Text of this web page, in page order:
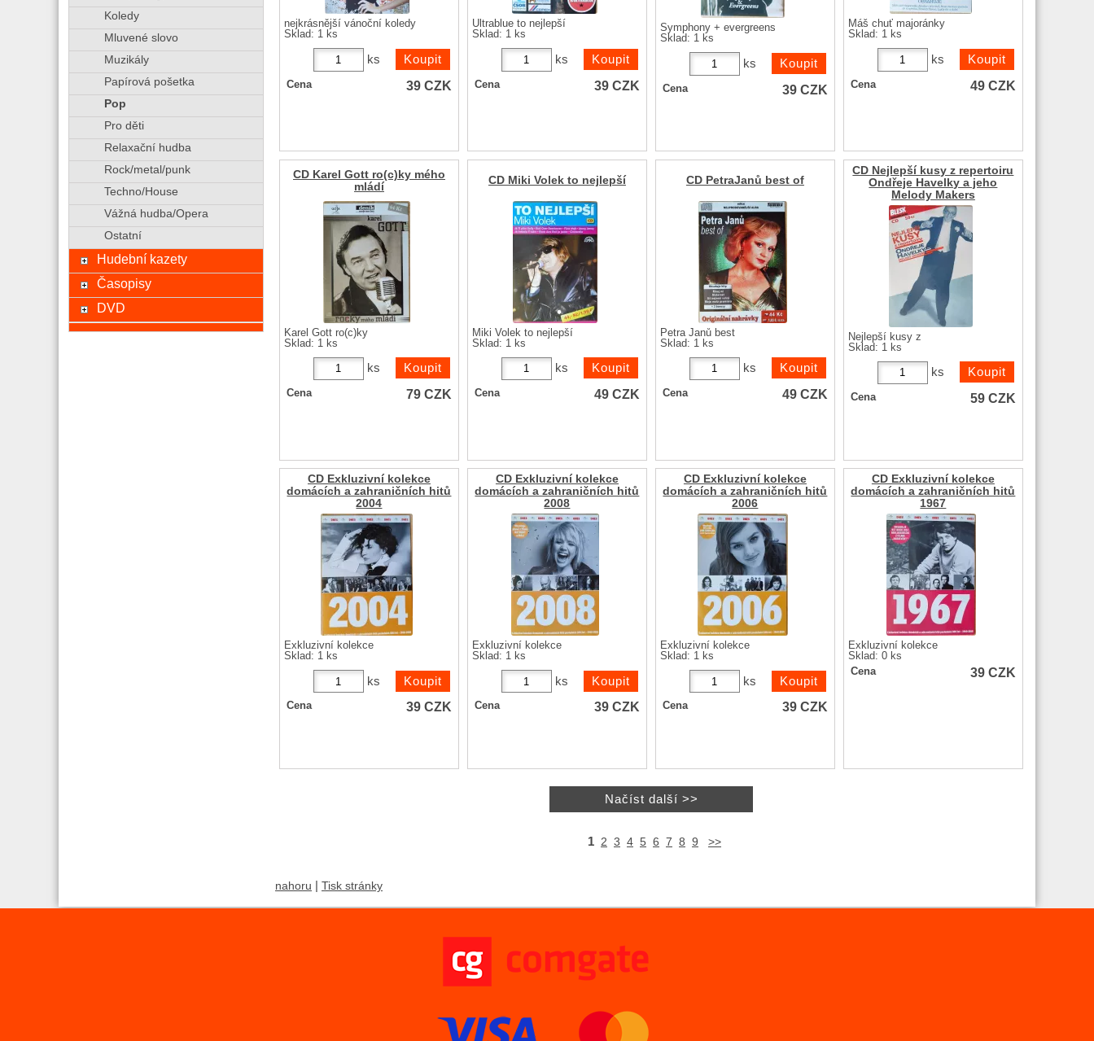
nejkrásnější vánoční koledy
Sklad: 1 ks
ks
Cena 39 CZK
Ultrablue to nejlepší
Sklad: 1 ks
ks
Cena 39 CZK
Symphony + evergreens
Sklad: 1 ks
ks
Cena 39 CZK
Máš chuť majoránky
Sklad: 1 ks
ks
Cena 49 CZK
CD Karel Gott ro(c)ky mého
mládí
Karel Gott ro(c)ky
Sklad: 1 ks
ks
Cena 79 CZK
CD Miki Volek to nejlepší
Miki Volek to nejlepší
Sklad: 1 ks
ks
Cena 49 CZK
CD PetraJanů best of
Petra Janů best
Sklad: 1 ks
ks
Cena 49 CZK
CD Nejlepší kusy z repertoiru
Ondřeje Havelky a jeho
Melody Makers
Nejlepší kusy z
Sklad: 1 ks
ks
Cena 59 CZK
CD Exkluzivní kolekce
domácích a zahraničních hitů
2004
Exkluzivní kolekce
Sklad: 1 ks
ks
Cena 39 CZK
CD Exkluzivní kolekce
domácích a zahraničních hitů
2008
Exkluzivní kolekce
Sklad: 1 ks
ks
Cena 39 CZK
CD Exkluzivní kolekce
domácích a zahraničních hitů
2006
Exkluzivní kolekce
Sklad: 1 ks
ks
Cena 39 CZK
CD Exkluzivní kolekce
domácích a zahraničních hitů
1967
Exkluzivní kolekce
Sklad: 0 ks
Cena
39 CZK
1 2 3 4 5 6 7 8 9 >>
nahoru Tisk stránky
Koledy
Mluvené slovo
Muzikály
Papírová pošetka
Pop
Pro děti
Relaxační hudba
Rock/metal/punk
Techno/House
Vážná hudba/Opera
Ostatní
Hudební kazety
Časopisy
DVD